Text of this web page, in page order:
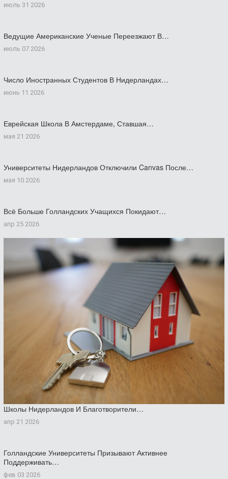
июль 31 2026
Ведущие Американские Ученые Переезжают В…
июль 07 2026
Число Иностранных Студентов В Нидерландах…
июнь 11 2026
Еврейская Школа В Амстердаме, Ставшая…
мая 21 2026
Университеты Нидерландов Отключили Canvas После…
мая 10 2026
Всё Больше Голландских Учащихся Покидают…
апр 25 2026
Школы Нидерландов И Благотворители…
апр 21 2026
Голландские Университеты Призывают Активнее
Поддерживать…
фев 03 2026